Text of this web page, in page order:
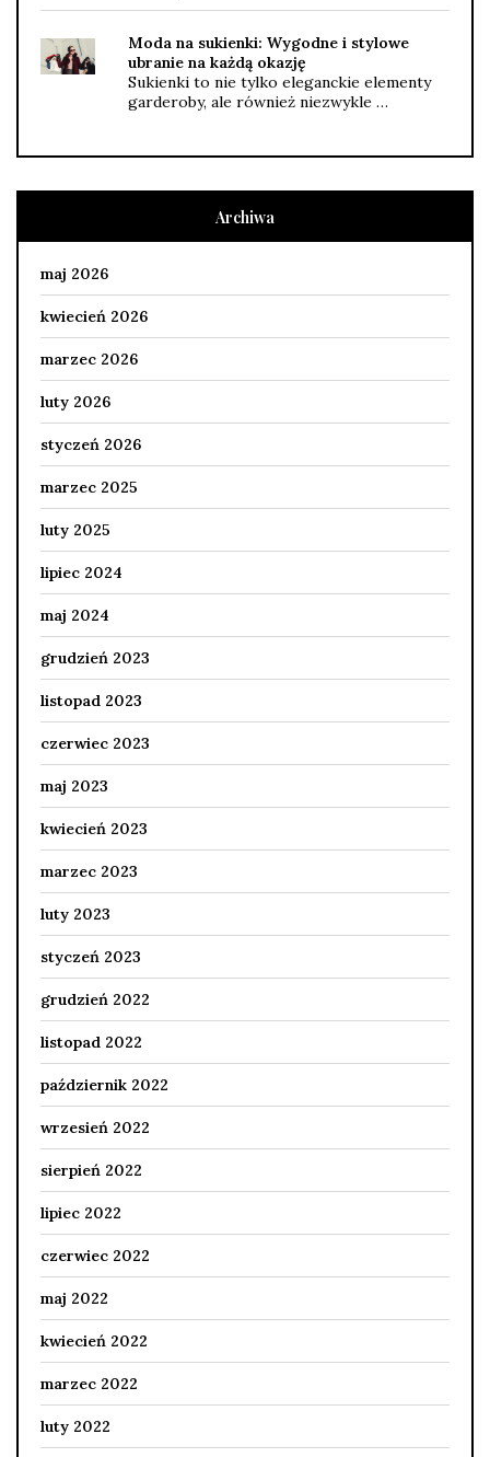
Moda na sukienki: Wygodne i stylowe
ubranie na każdą okazję
Sukienki to nie tylko eleganckie elementy
garderoby, ale również niezwykle …
Archiwa
maj 2026
kwiecień 2026
marzec 2026
luty 2026
styczeń 2026
marzec 2025
luty 2025
lipiec 2024
maj 2024
grudzień 2023
listopad 2023
czerwiec 2023
maj 2023
kwiecień 2023
marzec 2023
luty 2023
styczeń 2023
grudzień 2022
listopad 2022
październik 2022
wrzesień 2022
sierpień 2022
lipiec 2022
czerwiec 2022
maj 2022
kwiecień 2022
marzec 2022
luty 2022